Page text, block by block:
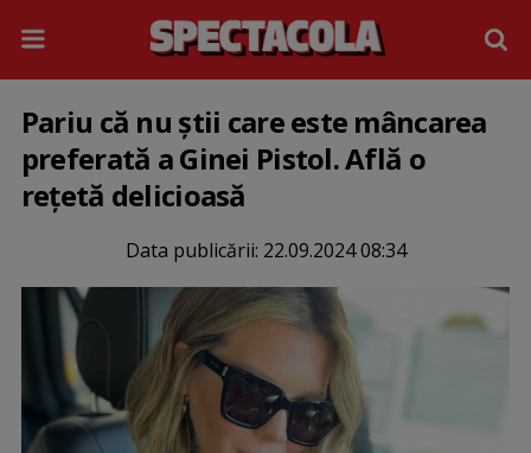
Pariu că nu știi care este mâncarea
preferată a Ginei Pistol. Află o
rețetă delicioasă
Data publicării: 22.09.2024 08:34